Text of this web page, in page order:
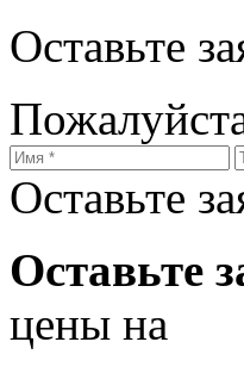
Оставьте
Оставьте
Оставьте
цены на